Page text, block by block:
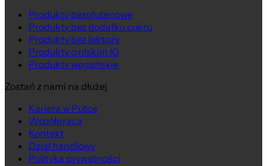
Produkty bezglutenowe
Produkty bez dodatku cukru
Produkty bez laktozy
Produkty o niskim IG
Produkty wegańskie
Zostań z nami na dłużej
Kariera w Putce
Współpraca
Kontakt
Dział handlowy
Polityka prywatności